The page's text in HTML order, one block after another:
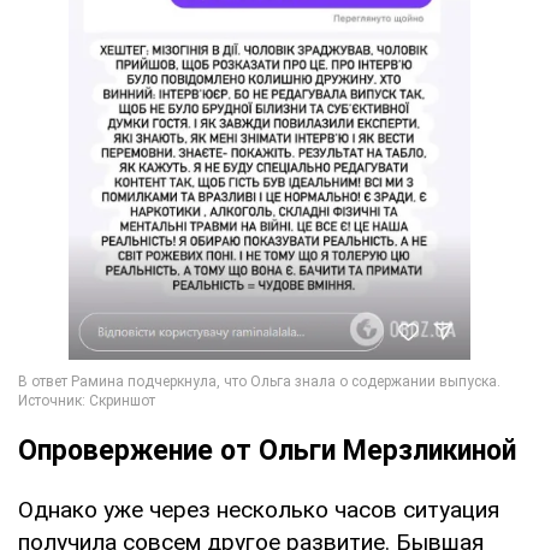
Опровержение от Ольги Мерзликиной
Однако уже через несколько часов ситуация
получила совсем другое развитие. Бывшая